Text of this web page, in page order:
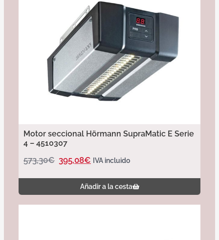
Motor seccional Hörmann SupraMatic E Serie
4 – 4510307
573,30€ 395,08€ IVA incluido
Añadir a la cesta